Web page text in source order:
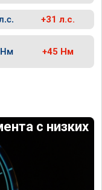
+31 л.с.
+45 Нм
с низких